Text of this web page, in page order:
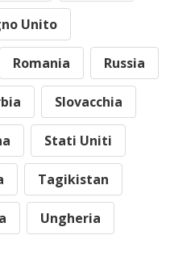
Unito
Romania Russia
Slovacchia
Stati Uniti
Tagikistan
Ungheria